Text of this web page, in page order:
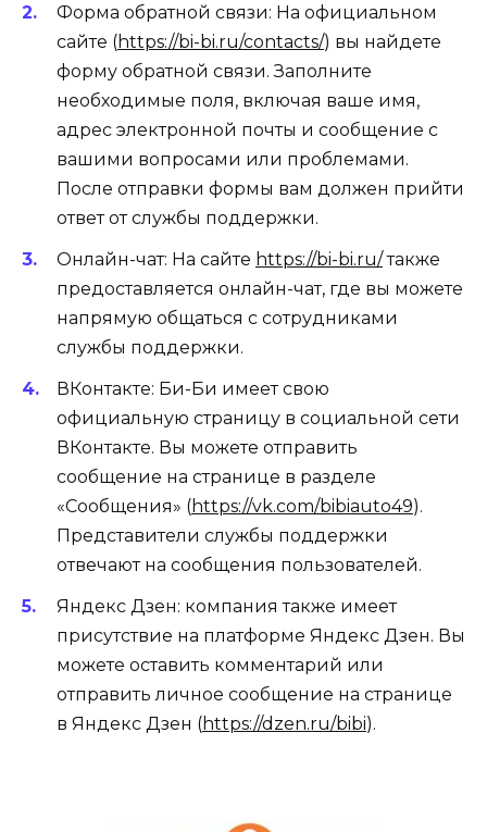
Форма обратной связи: На официальном
сайте (https://bi-bi.ru/contacts/) вы найдете
форму обратной связи. Заполните
необходимые поля, включая ваше имя,
адрес электронной почты и сообщение с
вашими вопросами или проблемами.
После отправки формы вам должен прийти
ответ от службы поддержки.
Онлайн-чат: На сайте https://bi-bi.ru/также
предоставляется онлайн-чат, где вы можете
напрямую общаться с сотрудниками
службы поддержки.
ВКонтакте: Би-Би имеет свою
официальную страницу в социальной сети
ВКонтакте. Вы можете отправить
сообщение на странице в разделе
«Сообщения» (https://vk.com/bibiauto49).
Представители службы поддержки
отвечают на сообщения пользователей.
Яндекс Дзен: компания также имеет
присутствие на платформе Яндекс Дзен. Вы
можете оставить комментарий или
отправить личное сообщение на странице
в Яндекс Дзен (https://dzen.ru/bibi).